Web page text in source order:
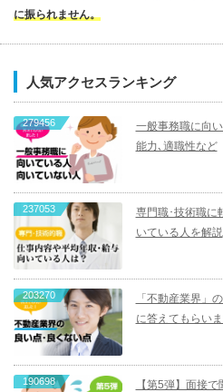
に振られません。
人気アクセスランキング
279456
一般事務職に向
能力､適職性など
237053
専門職･技術職に
いている人を解説
203270
「不動産業界」
に答えてもらい
190698
【第5弾】面接